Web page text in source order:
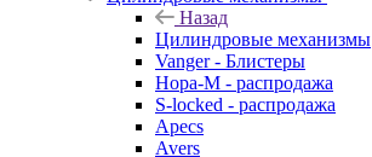
Назад
Цилиндровые механизмы
Vanger - Блистеры
Нора-М - распродажа
S-locked - распродажа
Apecs
Avers